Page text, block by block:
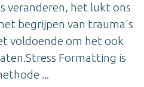
veranderen, het lukt ons
begrijpen van trauma's
voldoende om het ook
Formatting is
...